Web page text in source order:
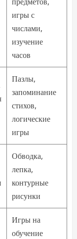
игры с
числами,
изучение
часов
Пазлы,
запоминание
стихов,
логические
игры
Обводка,
лепка,
контурные
рисунки
Игры на
обучение